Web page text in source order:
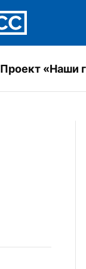
Проект «Наши